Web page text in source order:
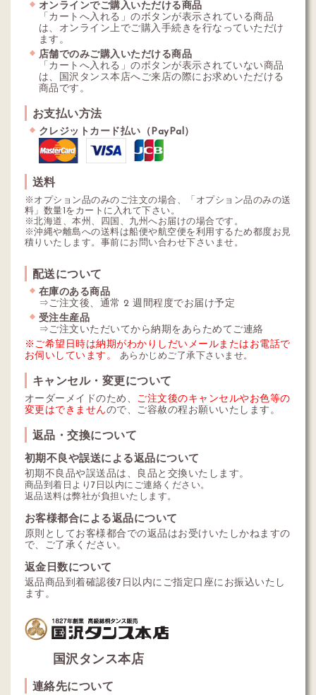
オンラインでご購入いただける商品
「カートへ入れる」のボタンが表示されている商品
は、オンライン上でご購入手続きを行なっていただけ
ます。
店舗でのみご購入いただける商品
「カートへ入れる」のボタンが表示されていない商品
は、国沢タンス本店へご来店の際にお求めいただける
商品です。
お支払い方法
クレジットカード払い（PayPal）
送料
※オプション品のみのご注文の場合、「オプション品のみの送
料」数量1をカートに入れて下さい。
※北海道、本州、四国、九州へお届けの場合です。
※沖縄や離島への送料は船便や航空便を利用するため都度お見
積りいたします。事前にお問い合わせ下さいませ。
配送について
在庫のある商品
⇒ご注文後、通常 2 週間程度でお届け予定
受注生産品
⇒ご注文いただいてから納期をあらためてご連絡
※ご希望日時は納期がわかりしだいメールまたはお電話で
お伺いしています。
あらかじめご了承下さいませ。
キャンセル・変更について
オーダーメイドのため、 ご注文後のキャンセルやお色等の
変更はできませんので、ご容赦の程お願いいたします。
返品・交換について
初期不良や誤送による返品について
初期不良品や誤送品は、良品と交換いたします。
商品到着日より7日以内にご連絡ください。
返品送料は弊社が負担いたします。
お客様都合による返品について
原則としてお客様都合での返品はお受けいたしかねますの
で、ご了承ください。
返金日数について
返品商品到着確認後7日以内にご指定口座にお振込いたし
ます。
国沢タンス本店
連絡先について